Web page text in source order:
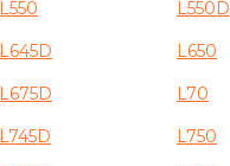
L550 L550D
L645D L650
L675D L70
L745D L750